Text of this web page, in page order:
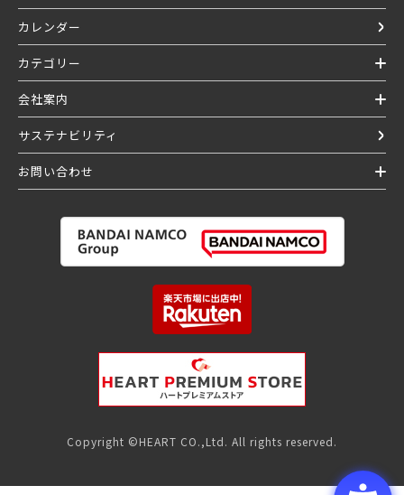
カレンダー
カテゴリー
会社案内
サステナビリティ
お問い合わせ
Copyright ©HEART CO.,Ltd. All rights reserved.